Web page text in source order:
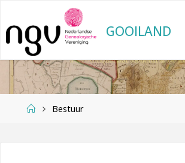
naar
de
inhoud
GOOILAND
HomeBestuur